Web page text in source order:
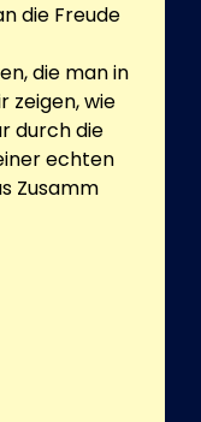
die Freude
die man in
zeigen, wie
durch die
echten
Zusamm